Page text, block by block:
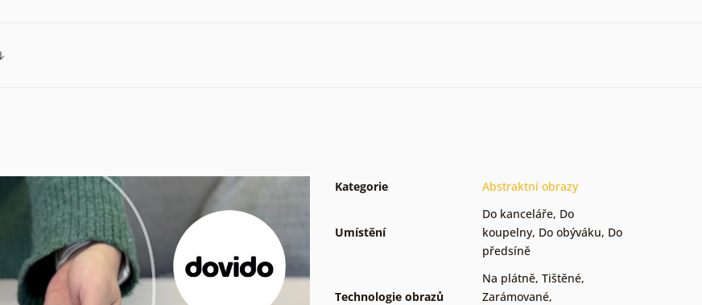
Kategorie Abstraktní obrazy
Umístění
Do kanceláře, Do
koupelny, Do obýváku, Do
předsíně
Technologie obrazů
Na plátně, Tištěné,
Zarámované,